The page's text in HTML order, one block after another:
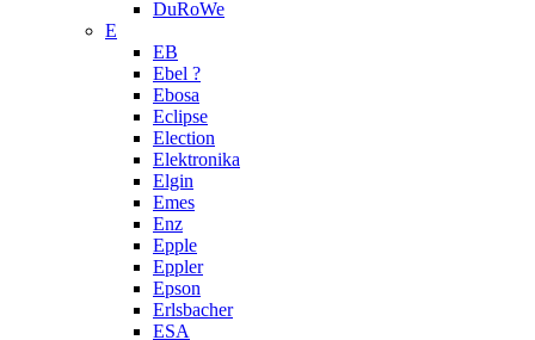
DuRoWe
E
EB
Ebel ?
Ebosa
Eclipse
Election
Elektronika
Elgin
Emes
Enz
Epple
Eppler
Epson
Erlsbacher
ESA